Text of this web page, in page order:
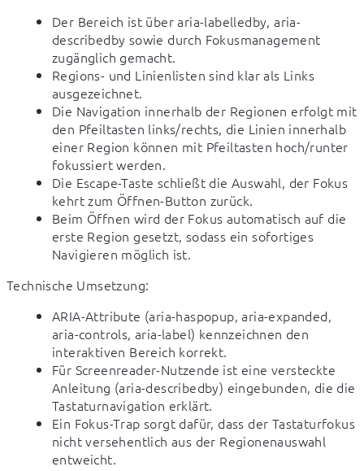
Der Bereich ist über aria-labelledby, aria-
describedby sowie durch Fokusmanagement
zugänglich gemacht.
Regions- und Linienlisten sind klar als Links
ausgezeichnet.
Die Navigation innerhalb der Regionen erfolgt mit
den Pfeiltasten links/rechts, die Linien innerhalb
einer Region können mit Pfeiltasten hoch/runter
fokussiert werden.
Die Escape-Taste schließt die Auswahl, der Fokus
kehrt zum Öffnen-Button zurück.
Beim Öffnen wird der Fokus automatisch auf die
erste Region gesetzt, sodass ein sofortiges
Navigieren möglich ist.
Technische Umsetzung:
ARIA-Attribute (aria-haspopup, aria-expanded,
aria-controls, aria-label) kennzeichnen den
interaktiven Bereich korrekt.
Für Screenreader-Nutzende ist eine versteckte
Anleitung (aria-describedby) eingebunden, die die
Tastaturnavigation erklärt.
Ein Fokus-Trap sorgt dafür, dass der Tastaturfokus
nicht versehentlich aus der Regionenauswahl
entweicht.